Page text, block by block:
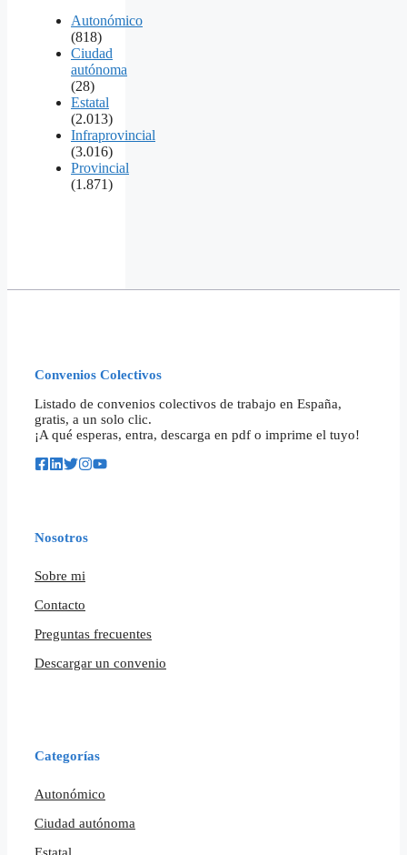
Autonómico
(818)
Ciudad
autónoma
(28)
Estatal
(2.013)
Infraprovincial
(3.016)
Provincial
(1.871)
Convenios Colectivos
Listado de convenios colectivos de trabajo en España,
gratis, a un solo clic.
¡A qué esperas, entra, descarga en pdf o imprime el tuyo!
Nosotros
Sobre mi
Contacto
Preguntas frecuentes
Descargar un convenio
Categorías
Autonómico
Ciudad autónoma